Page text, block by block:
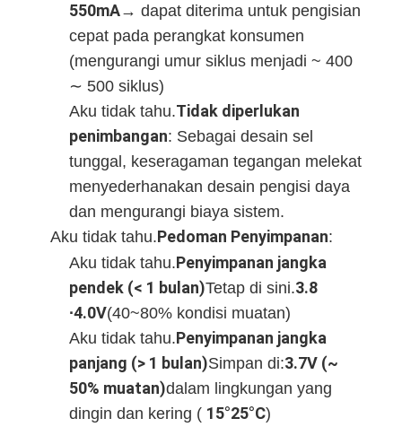
Tentang Kami
Tur Pabrik
Kontrol Kualitas
Hubungi Kami
Kasus
bicara sekarang
Paket baterai ion litium
Paket Baterai Li Polymer
Paket baterai LiFePO4
pemotongan
2.8 V
550mA→ dapat diterima untuk pengisian
cepat pada perangkat konsumen
(mengurangi umur siklus menjadi ~ 400
∼ 500 siklus)
Aku tidak tahu.Tidak diperlukan
penimbangan: Sebagai desain sel
tunggal, keseragaman tegangan melekat
menyederhanakan desain pengisi daya
dan mengurangi biaya sistem.
Aku tidak tahu.Pedoman Penyimpanan:
Aku tidak tahu.Penyimpanan jangka
pendek (< 1 bulan)Tetap di sini.3.8
∙4.0V(40~80% kondisi muatan)
Aku tidak tahu.Penyimpanan jangka
panjang (> 1 bulan)Simpan di:3.7V (~
50% muatan)dalam lingkungan yang
dingin dan kering ( 15°25°C)